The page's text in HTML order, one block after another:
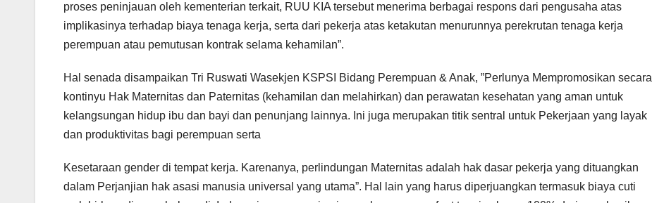
proses peninjauan oleh kementerian terkait, RUU KIA tersebut menerima berbagai respons dari pengusaha atas
implikasinya terhadap biaya tenaga kerja, serta dari pekerja atas ketakutan menurunnya perekrutan tenaga kerja
perempuan atau pemutusan kontrak selama kehamilan”.
Hal senada disampaikan Tri Ruswati Wasekjen KSPSI Bidang Perempuan & Anak, ”Perlunya Mempromosikan secara
kontinyu Hak Maternitas dan Paternitas (kehamilan dan melahirkan) dan perawatan kesehatan yang aman untuk
kelangsungan hidup ibu dan bayi dan penunjang lainnya. Ini juga merupakan titik sentral untuk Pekerjaan yang layak
dan produktivitas bagi perempuan serta
Kesetaraan gender di tempat kerja. Karenanya, perlindungan Maternitas adalah hak dasar pekerja yang dituangkan
dalam Perjanjian hak asasi manusia universal yang utama”. Hal lain yang harus diperjuangkan termasuk biaya cuti